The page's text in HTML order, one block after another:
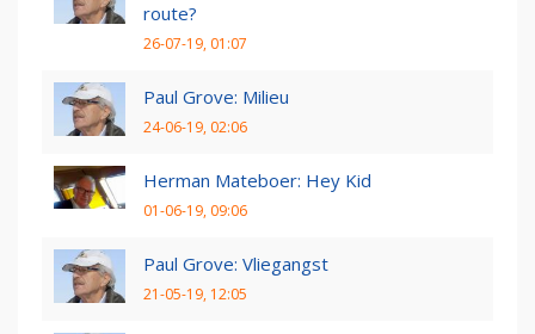
route?
26-07-19, 01:07
Paul Grove: Milieu
24-06-19, 02:06
Herman Mateboer: Hey Kid
01-06-19, 09:06
Paul Grove: Vliegangst
21-05-19, 12:05